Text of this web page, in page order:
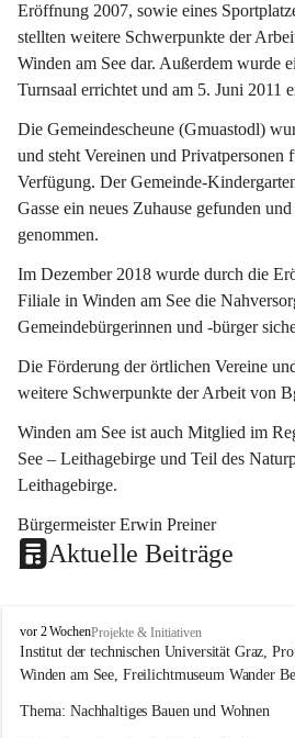
Eröffnung 2007, sowie eines
stellten weitere Schwerpunkte der
Winden am See dar. Außerdem wurde
Turnsaal errichtet und am 5. Juni 2011
Die Gemeindescheune (Gmuastodl)
und steht Vereinen und Privatpersonen
Verfügung. Der Gemeinde-
Gasse ein neues Zuhause gefunden
genommen.
Im Dezember 2018 wurde durch die
Filiale in Winden am See die
Gemeindebürgerinnen und -bürger
Die Förderung der örtlichen Vereine
weitere Schwerpunkte der Arbeit von
Winden am See ist auch Mitglied im
See – Leithagebirge und Teil des
Leithagebirge.
Bürgermeister Erwin Preiner
Aktuelle Beiträge
W
i
n
e
vor 2 WochenProjekte & Initiativen
Institut der technischen Universität Graz,
Winden am See, Freilichtmuseum Wander
Thema: Nachhaltiges Bauen und Wohnen